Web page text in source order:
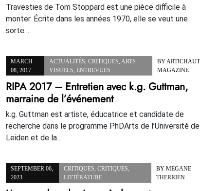
Travesties de Tom Stoppard est une pièce difficile à
monter. Écrite dans les années 1970, elle se veut une
sorte…
MARCH
08, 2017
ACTUALITÉS ,CRITIQUES ARTS
VISUELS ,ENTREVUES
BY ARTICHAUT
MAGAZINE
RIPA 2017 – Entretien avec k.g. Guttman,
marraine de l’événement
k.g. Guttman est artiste, éducatrice et candidate de
recherche dans le programme PhDArts de l’Université de
Leiden et de la…
SEPTEMBER 06,
2023
CRITIQUES ,CRITIQUES
LITTÉRATURE
BYMEGANE
THERRIEN